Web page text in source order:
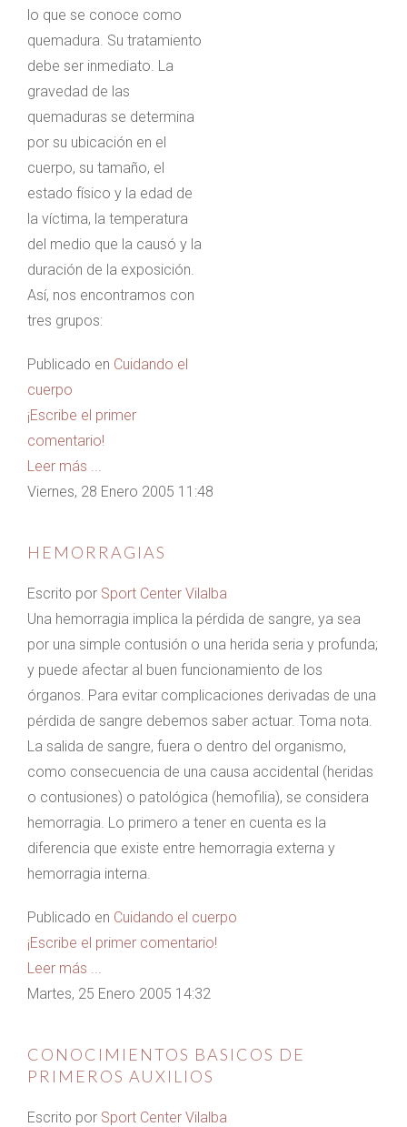
lo que se conoce como
quemadura. Su tratamiento
debe ser inmediato. La
gravedad de las
quemaduras se determina
por su ubicación en el
cuerpo, su tamaño, el
estado físico y la edad de
la víctima, la temperatura
del medio que la causó y la
duración de la exposición.
Así, nos encontramos con
tres grupos:
Publicado en Cuidando el
cuerpo
¡Escribe el primer
comentario!
Leer más ...
Viernes, 28 Enero 2005 11:48
HEMORRAGIAS
Escrito por Sport Center Vilalba
Una hemorragia implica la pérdida de sangre, ya sea
por una simple contusión o una herida seria y profunda;
y puede afectar al buen funcionamiento de los
órganos. Para evitar complicaciones derivadas de una
pérdida de sangre debemos saber actuar. Toma nota.
La salida de sangre, fuera o dentro del organismo,
como consecuencia de una causa accidental (heridas
o contusiones) o patológica (hemofilia), se considera
hemorragia. Lo primero a tener en cuenta es la
diferencia que existe entre hemorragia externa y
hemorragia interna.
Publicado en Cuidando el cuerpo
¡Escribe el primer comentario!
Leer más ...
Martes, 25 Enero 2005 14:32
CONOCIMIENTOS BASICOS DE
PRIMEROS AUXILIOS
Escrito por Sport Center Vilalba